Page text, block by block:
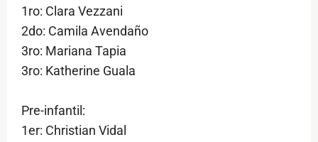
1ro: Clara Vezzani
2do: Camila Avendaño
3ro: Mariana Tapia
3ro: Katherine Guala
Pre-infantil:
1er: Christian Vidal